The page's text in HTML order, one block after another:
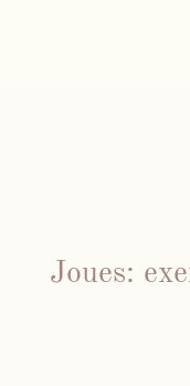
Joues: